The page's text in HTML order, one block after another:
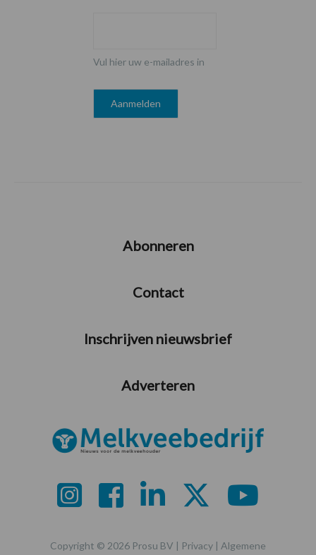
Vul hier uw e-mailadres in
Abonneren
Contact
Inschrijven nieuwsbrief
Adverteren
Copyright © 2026 Prosu BV | Privacy | Algemene